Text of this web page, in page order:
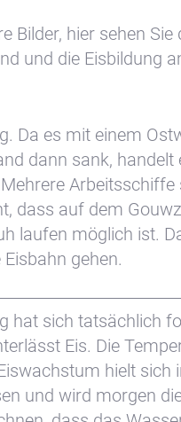
Bilder, hier sehen Sie
und die Eisbildung
Da es mit einem
dann sank, handelt
Arbeitsschiffe
dass auf dem
laufen möglich ist.
gehen.
hat sich tatsächlich
Eis. Die
hielt sich
und wird morgen